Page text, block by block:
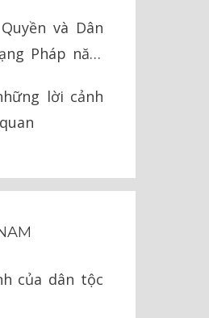
và Dân
Pháp năm
lời cảnh
của dân tộc